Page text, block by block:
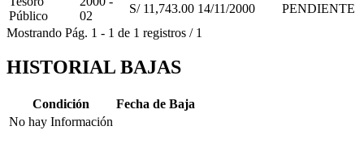
Público
02
S/ 11,743.00 14/11/2000
PENDIENTE
Mostrando Pág. 1 - 1 de 1 registros / 1
HISTORIAL BAJAS
Condición
Fecha de Baja
No hay Información